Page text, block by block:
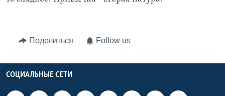
Поделиться Follow us
СОЦИАЛЬНЫЕ СЕТИ